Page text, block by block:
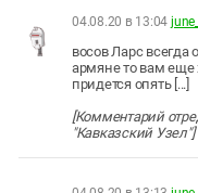
04.08.20 в 13:04
восов Ларс
армяне то вам
придется опять [...]
[Комментарий
"Кавказский Узел"]